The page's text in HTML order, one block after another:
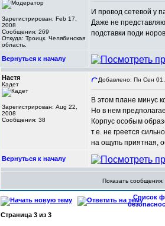
Зарегистрирован: Feb 17,
2008
Сообщения: 269
Откуда: Троицк. Челябинская
область.
И провод сетевой у
Даже не представляю
подставки поди
Вернуться к началу
Настя
Кадет
Зарегистрирован: Aug 22,
2008
Сообщения: 38
Добавлено: Пн Сен
В этом плане минус
Но в нем
Корпус особым
т.е. не греется
на ощупь приятная,
Вернуться к началу
Показать сообщения:
Список
Страница 3 из 3